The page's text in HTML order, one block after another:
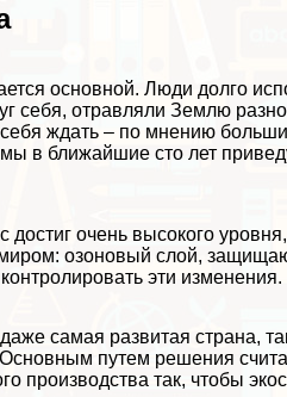
основной. Люди долго
себя, отравляли Землю
ждать – по мнению
в ближайшие сто лет
достиг очень высокого
озоновый слой,
эти изменения.
самая развитая страна,
путем решения
производства так, чтобы